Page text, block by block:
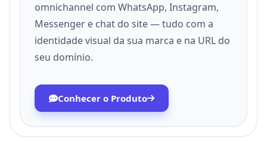
omnichannel com WhatsApp, Instagram,
Messenger e chat do site — tudo com a
identidade visual da sua marca e na URL do
seu domínio.
Conhecer o Produto